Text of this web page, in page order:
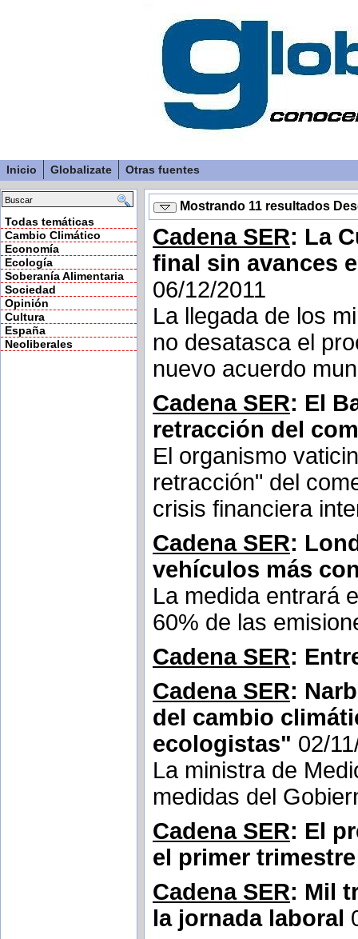
Inicio Globalizate Otras fuentes
Todas temáticas
Cambio Climático
Economía
Ecología
Soberanía Alimentaria
Sociedad
Opinión
Cultura
España
Neoliberales
Mostrando 11 resultados
Cadena SER: La
final sin avances
06/12/2011
La llegada de los
no desatasca el
nuevo acuerdo
Cadena SER: El
retracción del
El organismo
retracción" del
crisis financiera
Cadena SER:
vehículos más
La medida entrará
60% de las
Cadena SER:
Cadena SER:
del cambio
ecologistas" 02/
La ministra de
medidas del
Cadena SER: El
el primer trimestre
Cadena SER: Mil
la jornada laboral